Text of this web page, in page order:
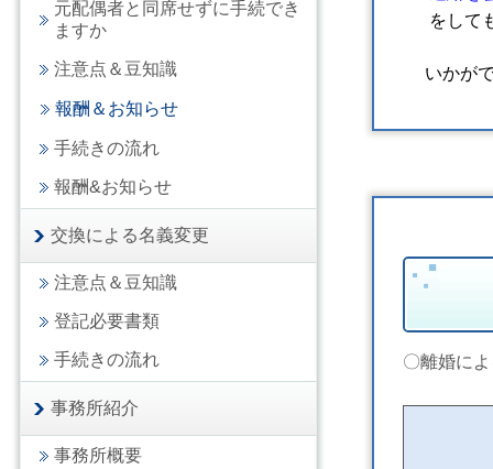
をしても
いかがで
〇離婚に
元配偶者と同席せずに手続でき
ますか
注意点＆豆知識
報酬＆お知らせ
手続きの流れ
報酬&お知らせ
交換による名義変更
注意点＆豆知識
登記必要書類
手続きの流れ
事務所紹介
事務所概要